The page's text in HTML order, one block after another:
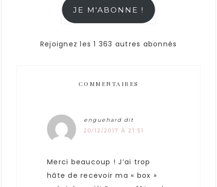
JE M'ABONNE !
Rejoignez les 1 363 autres abonnés
COMMENTAIRES
enguehard dit
20/12/2017 À 21:51
Merci beaucoup ! J’ai trop
hâte de recevoir ma « box »